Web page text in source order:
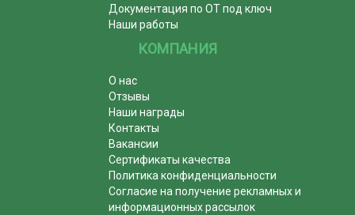
Документация по ОТ под ключ
Наши работы
КОМПАНИЯ
О нас
Отзывы
Наши награды
Контакты
Вакансии
Сертификаты качества
Политика конфиденциальности
Согласие на получение рекламных и
информационных рассылок